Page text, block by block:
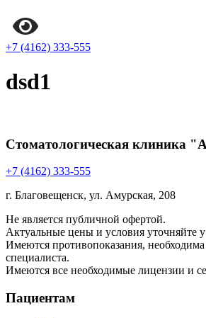
+7 (4162) 333-555
dsd1
Стоматологическая клиника
+7 (4162) 333-555
г. Благовещенск, ул. Амурская, 208
Не является публичной офертой.
Актуальные цены и условия уточняйте
Имеются противопоказания, необходима
специалиста.
Имеются все необходимые лицензии и
Пациентам